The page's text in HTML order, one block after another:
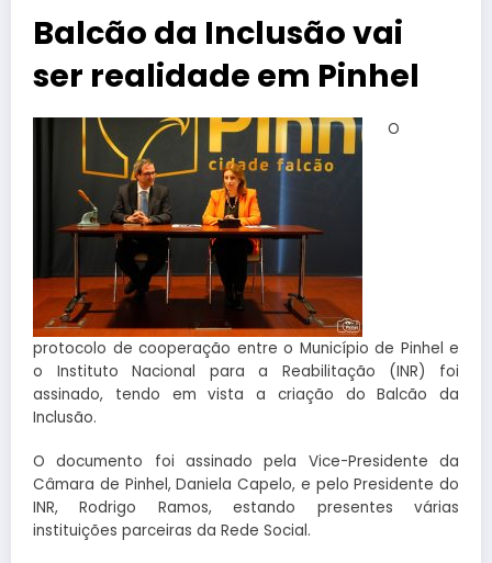
Balcão da Inclusão vai
ser realidade em Pinhel
O
protocolo de cooperação entre o Município de Pinhel e
o Instituto Nacional para a Reabilitação (INR) foi
assinado, tendo em vista a criação do Balcão da
Inclusão.
O documento foi assinado pela Vice-Presidente da
Câmara de Pinhel, Daniela Capelo, e pelo Presidente do
INR, Rodrigo Ramos, estando presentes várias
instituições parceiras da Rede Social.